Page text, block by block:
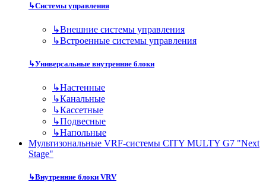
↳Системы управления
↳Внешние системы управления
↳Встроенные системы управления
↳Универсальные внутренние блоки
↳Настенные
↳Канальные
↳Кассетные
↳Подвесные
↳Напольные
Мультизональные VRF-системы CITY MULTY G7 "Next
Stage"
↳Внутренние блоки VRV